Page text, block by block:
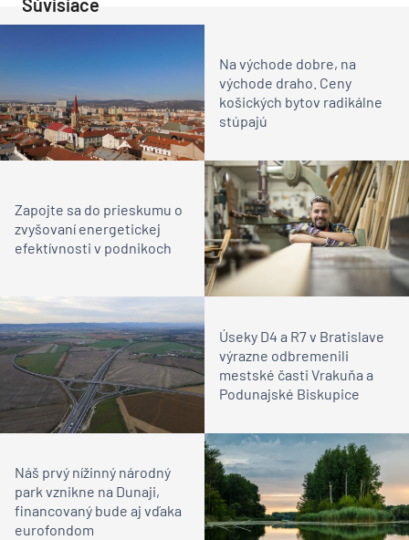
Súvisiace
Na východe dobre, na
východe draho. Ceny
košických bytov radikálne
stúpajú
Zapojte sa do prieskumu o
zvyšovaní energetickej
efektívnosti v podnikoch
Úseky D4 a R7 v Bratislave
výrazne odbremenili
mestské časti Vrakuňa a
Podunajské Biskupice
Náš prvý nížinný národný
park vznikne na Dunaji,
financovaný bude aj vďaka
eurofondom